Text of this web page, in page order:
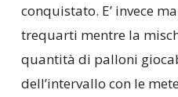
conquistato. E’ invece
trequarti mentre la
quantità di palloni
dell’intervallo con le